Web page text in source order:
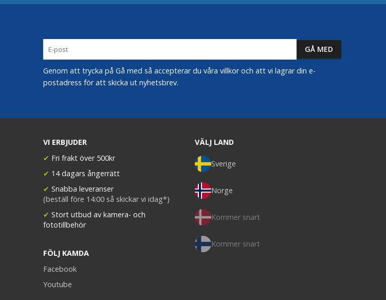
Genom att trycka på Gå med så accepterar du våra villkor och att vi lagrar din e-
postadress för att skicka ut nyhetsbrev.
VI ERBJUDER
✔ Fri frakt över 500kr
✔ 14 dagars ångerrätt
✔ Snabba leveranser
(beställ före 14:00 så skickar vi idag*)
✔ Stort utbud av kamera- och
fototillbehör
FÖLJ KAMDA
Facebook
Youtube
VÄLJ LAND
Sverige
Norge
Kommer snart
Kommer snart